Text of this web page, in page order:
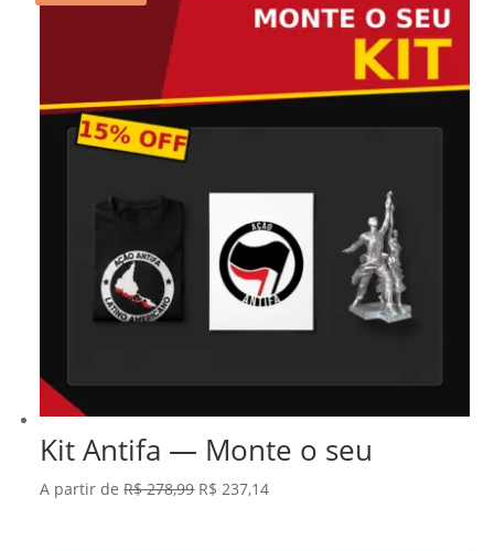
Kit Antifa — Monte o seu
A partir deR$278,99 O
R$ 237,14O